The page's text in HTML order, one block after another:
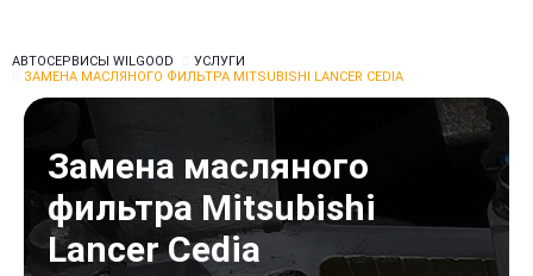
АВТОСЕРВИСЫ WILGOOD
УСЛУГИ
ЗАМЕНА МАСЛЯНОГО ФИЛЬТРА MITSUBISHI LANCER CEDIA
Замена масляного
фильтра Mitsubishi
Lancer Cedia